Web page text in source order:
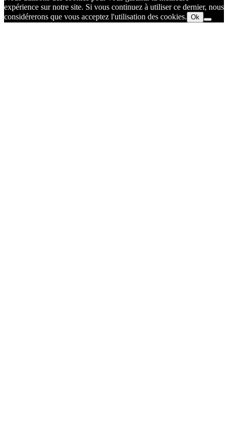
expérience sur notre site. Si vous continuez à utiliser ce dernier, nous
considérerons que vous acceptez l'utilisation des cookies. Ok